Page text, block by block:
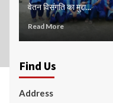
वेतन विसंगति का मुद्दा...
Read More
Find Us
Address